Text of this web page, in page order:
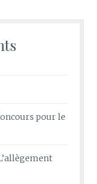
pour le